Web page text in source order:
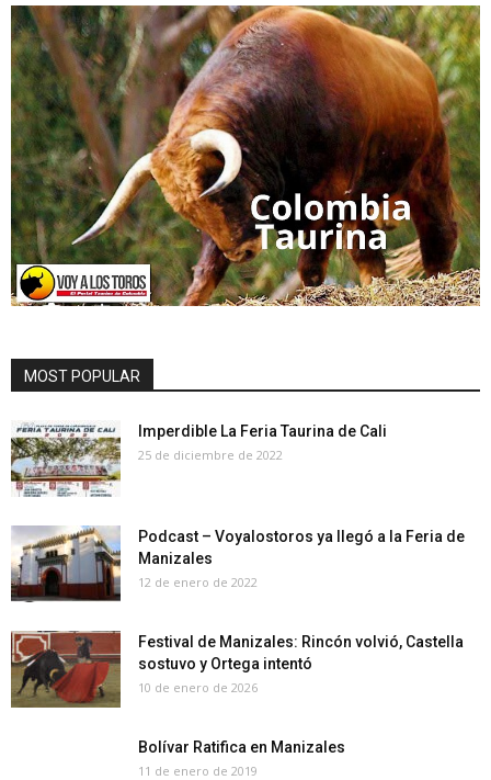
MOST POPULAR
Imperdible La Feria Taurina de Cali
25 de diciembre de 2022
Podcast – Voyalostoros ya llegó a la Feria de
Manizales
12 de enero de 2022
Festival de Manizales: Rincón volvió, Castella
sostuvo y Ortega intentó
10 de enero de 2026
Bolívar Ratifica en Manizales
11 de enero de 2019